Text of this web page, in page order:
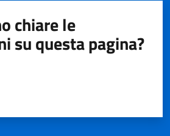
chiare le
su questa pagina?